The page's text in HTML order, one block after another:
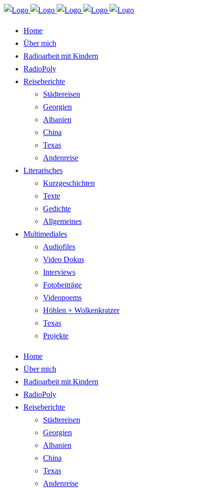
Home
Über mich
Radioarbeit mit Kindern
RadioPoly
Reiseberichte
Städtereisen
Georgien
Albanien
China
Texas
Andenreise
Literarisches
Kurzgeschichten
Texte
Gedichte
Allgemeines
Multimediales
Audiofiles
Video Dokus
Interviews
Fotobeiträge
Videopoems
Höhlen + Wolkenkratzer
Texas
Projekte
Home
Über mich
Radioarbeit mit Kindern
RadioPoly
Reiseberichte
Städtereisen
Georgien
Albanien
China
Texas
Andenreise